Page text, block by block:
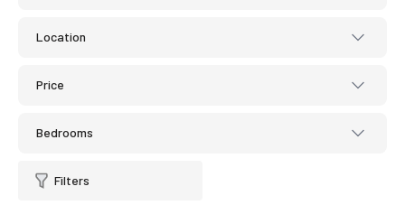
Location
Price
Bedrooms
Filters